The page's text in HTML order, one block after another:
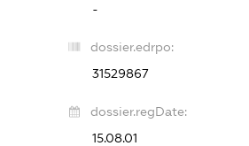
-
dossier.edrpo:
31529867
dossier.regDate:
15.08.01